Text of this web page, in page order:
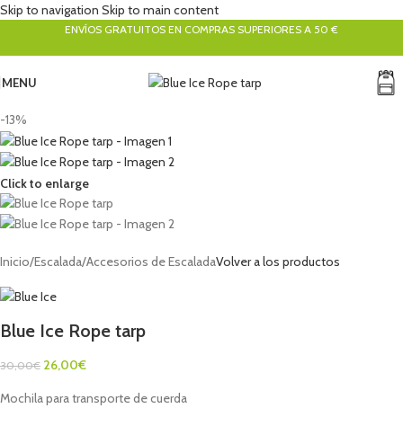
Skip to navigation Skip to main content
ENVÍOS GRATUITOS EN COMPRAS SUPERIORES A 50 €
MENU
-13%
Click to enlarge
Inicio/Escalada/Accesorios de EscaladaVolver a los productos
Blue Ice Rope tarp
30,00€ 26,00€
Mochila para transporte de cuerda